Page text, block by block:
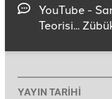
YouTube -
Teorisi...
YAYIN TARİHİ